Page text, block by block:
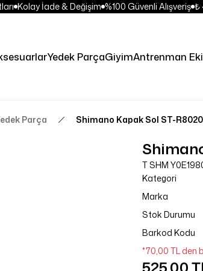
Kolay İade & Değişim %100 Güvenli Alışveriş ₺
Yedek ParçaGiyimAntrenman
Parça Shimano Kapak Sol ST-
T SHM
Kategori
Marka
Stok Durumu
Barkod Kodu
*70,00 TL den